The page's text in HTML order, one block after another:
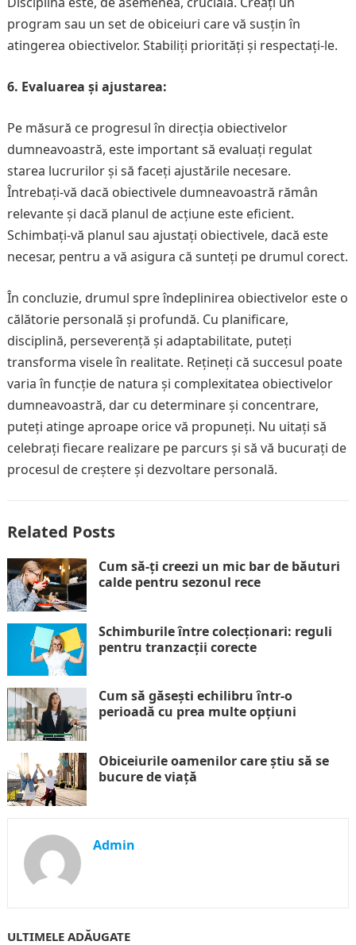
program sau un set de obiceiuri care vă susțin în
atingerea obiectivelor. Stabiliți priorități și respectați-le.
6. Evaluarea și ajustarea:
Pe măsură ce progresul în direcția obiectivelor
dumneavoastră, este important să evaluați regulat
starea lucrurilor și să faceți ajustările necesare.
Întrebați-vă dacă obiectivele dumneavoastră rămân
relevante și dacă planul de acțiune este eficient.
Schimbați-vă planul sau ajustați obiectivele, dacă este
necesar, pentru a vă asigura că sunteți pe drumul corect.
În concluzie, drumul spre îndeplinirea obiectivelor este o
călătorie personală și profundă. Cu planificare,
disciplină, perseverență și adaptabilitate, puteți
transforma visele în realitate. Rețineți că succesul poate
varia în funcție de natura și complexitatea obiectivelor
dumneavoastră, dar cu determinare și concentrare,
puteți atinge aproape orice vă propuneți. Nu uitați să
celebrați fiecare realizare pe parcurs și să vă bucurați de
procesul de creștere și dezvoltare personală.
Related Posts
Cum să-ți creezi un mic bar de băuturi
calde pentru sezonul rece
Schimburile între colecționari: reguli
pentru tranzacții corecte
Cum să găsești echilibru într-o
perioadă cu prea multe opțiuni
Obiceiurile oamenilor care știu să se
bucure de viață
Admin
ULTIMELE ADĂUGATE